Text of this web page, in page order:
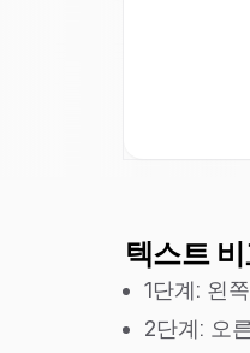
텍스트
1단계: 왼
2단계: 오